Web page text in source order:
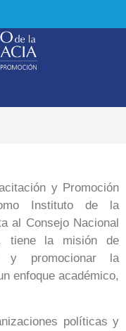
y Promoción
Instituto de la
al Consejo Nacional
tiene la misión de
y promocionar la
enfoque académico,
políticas y